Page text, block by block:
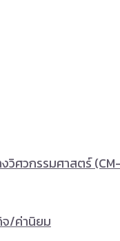
วิศวกรรมศาสตร์
/ค่านิยม